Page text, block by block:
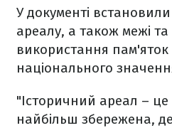
У документі
ареалу, а також межі
використання пам'яток
національного
"Історичний ареал – це
найбільш збережена,